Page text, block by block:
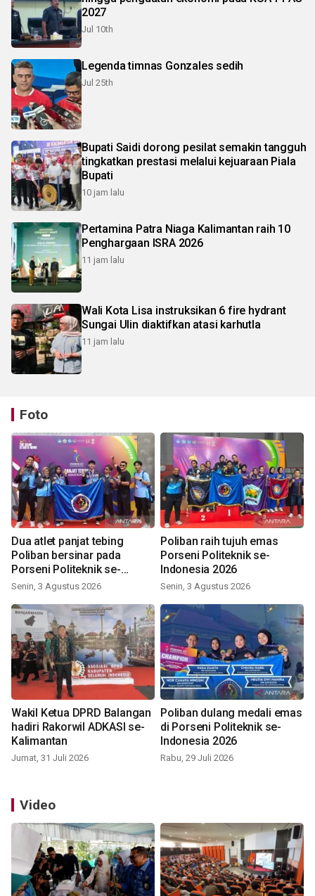
2027
Jul 10th
Legenda timnas Gonzales sedih
Jul 25th
Bupati Saidi dorong pesilat semakin tangguh
tingkatkan prestasi melalui kejuaraan Piala
Bupati
10 jam lalu
Pertamina Patra Niaga Kalimantan raih 10
Penghargaan ISRA 2026
11 jam lalu
Wali Kota Lisa instruksikan 6 fire hydrant
Sungai Ulin diaktifkan atasi karhutla
11 jam lalu
Foto
Dua atlet panjat tebing
Poliban bersinar pada
Porseni Politeknik se-
Indonesia 2026
Senin, 3 Agustus 2026
Poliban raih tujuh emas
Porseni Politeknik se-
Indonesia 2026
Senin, 3 Agustus 2026
Wakil Ketua DPRD Balangan
hadiri Rakorwil ADKASI se-
Kalimantan
Jumat, 31 Juli 2026
Poliban dulang medali emas
di Porseni Politeknik se-
Indonesia 2026
Rabu, 29 Juli 2026
Video